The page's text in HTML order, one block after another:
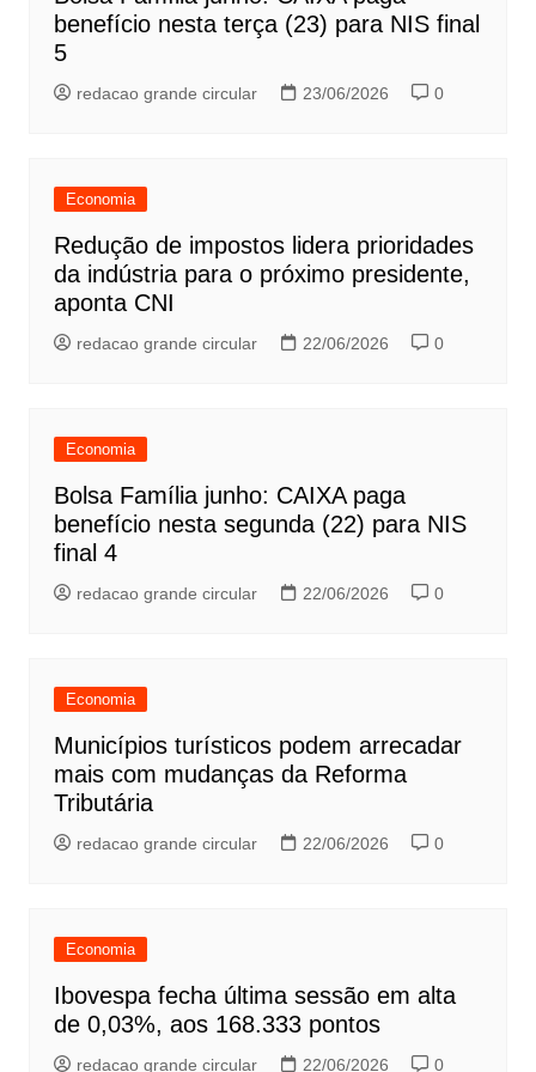
benefício nesta terça (23) para NIS final
5
redacao grande circular 23/06/2026 0
Economia
Redução de impostos lidera prioridades
da indústria para o próximo presidente,
aponta CNI
redacao grande circular 22/06/2026 0
Economia
Bolsa Família junho: CAIXA paga
benefício nesta segunda (22) para NIS
final 4
redacao grande circular 22/06/2026 0
Economia
Municípios turísticos podem arrecadar
mais com mudanças da Reforma
Tributária
redacao grande circular 22/06/2026 0
Economia
Ibovespa fecha última sessão em alta
de 0,03%, aos 168.333 pontos
redacao grande circular 22/06/2026 0